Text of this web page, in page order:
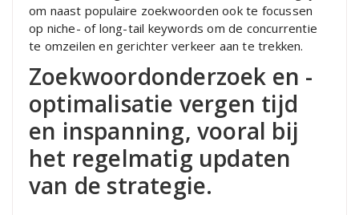
om naast populaire zoekwoorden ook te focussen
op niche- of long-tail keywords om de concurrentie
te omzeilen en gerichter verkeer aan te trekken.
Zoekwoordonderzoek en -
optimalisatie vergen tijd
en inspanning, vooral bij
het regelmatig updaten
van de strategie.